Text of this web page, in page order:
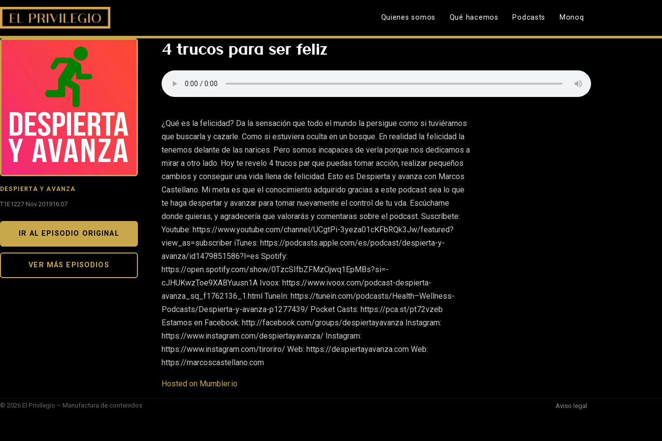
Quienes somos Qué hacemos Podcasts Monoq
DESPIERTA Y AVANZA
T1E1227 Nov 201916:07
IR AL EPISODIO ORIGINAL
VER MÁS EPISODIOS
4 trucos para ser feliz
¿Qué es la felicidad? Da la sensación que todo el mundo la persigue como si tuviéramos
que buscarla y cazarle. Como si estuviera oculta en un bosque. En realidad la felicidad la
tenemos delante de las narices. Pero somos incapaces de verla porque nos dedicamos a
mirar a otro lado. Hoy te revelo 4 trucos par que puedas tomar acción, realizar pequeños
cambios y conseguir una vida llena de felicidad. Esto es Despierta y avanza con Marcos
Castellano. Mi meta es que el conocimiento adquirido gracias a este podcast sea lo que
te haga despertar y avanzar para tomar nuevamente el control de tu vda. Escúchame
donde quieras, y agradecería que valorarás y comentaras sobre el podcast. Suscríbete:
Youtube: https://www.youtube.com/channel/UCgtPi-3yeza01cKFbRQk3Jw/featured?
view_as=subscriber iTunes: https://podcasts.apple.com/es/podcast/despierta-y-
avanza/id1479851586?l=es Spotify:
https://open.spotify.com/show/0TzcSIfbZFMzOjwq1EpMBs?si=-
cJHUKwzToe9XABYuusn1A Ivoox: https://www.ivoox.com/podcast-despierta-
avanza_sq_f1762136_1.html TuneIn: https://tunein.com/podcasts/Health–Wellness-
Podcasts/Despierta-y-avanza-p1277439/ Pocket Casts: https://pca.st/pt72vzeb
Estamos en Facebook: http://facebook.com/groups/despiertayavanza Instagram:
https://www.instagram.com/despiertayavanza/ Instagram:
https://www.instagram.com/tiroriro/ Web: https://despiertayavanza.com Web:
https://marcoscastellano.com
Hosted on Mumbler.io
© 2026 El Privilegio – Manufactura de contenidos Aviso legal